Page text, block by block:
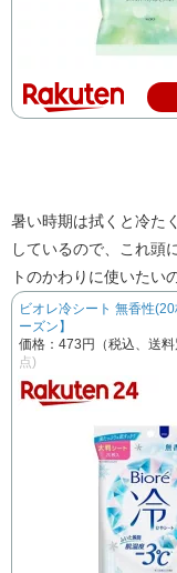
暑い時期は拭くと冷た
しているので、これ頭
トのかわりに使いたい
ビオレ冷シート 無香性
ーズン】
価格：473円（税込、送
点)